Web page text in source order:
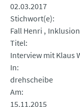
02.03.2017
Stichwort(e)
Fall Henri
Titel
Interview mit Klaus
In
drehscheibe
Am
15.11.2015